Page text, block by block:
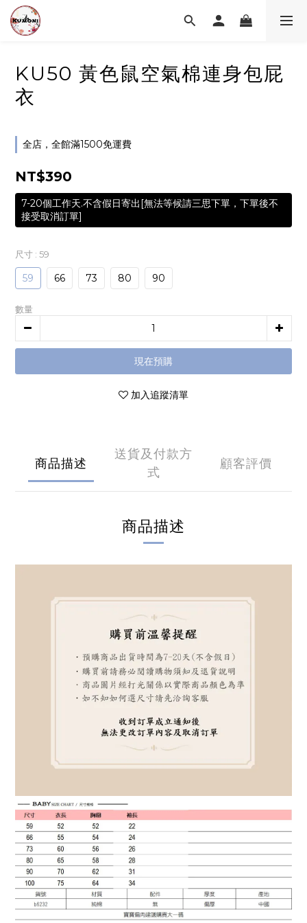
KU50 黃色鼠空氣棉連身包屁
衣
全店，全館滿1500免運費
NT$390
7-20個工作天.不含假日寄出[無法等候請三思下單，下單後不
接受取消訂單]
尺寸 : 59
59 66 73 80 90
數量
現在預購
加入追蹤清單
商品描述
送貨及付款方
式
顧客評價
商品描述